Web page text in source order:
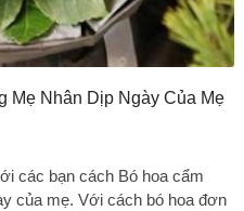
Mẹ Nhân Dịp Ngày Của Mẹ
các bạn cách Bó hoa cẩm
của mẹ. Với cách bó hoa đơn